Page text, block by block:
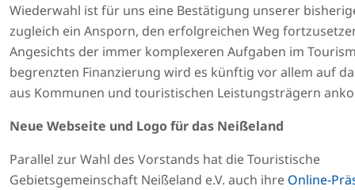
Wiederwahl ist für uns eine Bestätigung unserer
zugleich ein Ansporn, den erfolgreichen Weg
Angesichts der immer komplexeren Aufgaben im
begrenzten Finanzierung wird es künftig vor allem auf
aus Kommunen und touristischen Leistungsträgern
Neue Webseite und Logo für das Neißeland
Parallel zur Wahl des Vorstands hat die Touristische
Gebietsgemeinschaft Neißeland e.V. auch ihre Online-